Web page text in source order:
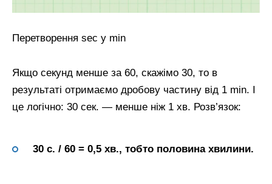
Перетворення sec у min
Якщо секунд менше за 60, скажімо 30, то в
результаті отримаємо дробову частину від 1 min. І
це логічно: 30 сек. — менше ніж 1 хв. Розв’язок:
30 с. / 60 = 0,5 хв., тобто половина хвилини.